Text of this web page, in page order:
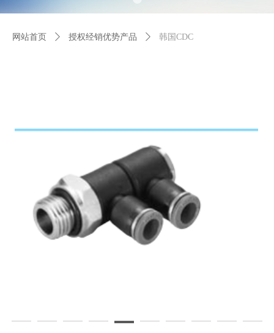
网站首页 ꄲ 授权经销优势产品 ꄲ 韩国CDC